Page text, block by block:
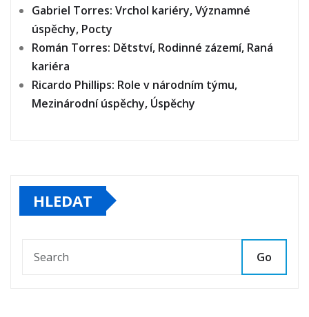
Gabriel Torres: Vrchol kariéry, Významné
úspěchy, Pocty
Román Torres: Dětství, Rodinné zázemí, Raná
kariéra
Ricardo Phillips: Role v národním týmu,
Mezinárodní úspěchy, Úspěchy
HLEDAT
Go